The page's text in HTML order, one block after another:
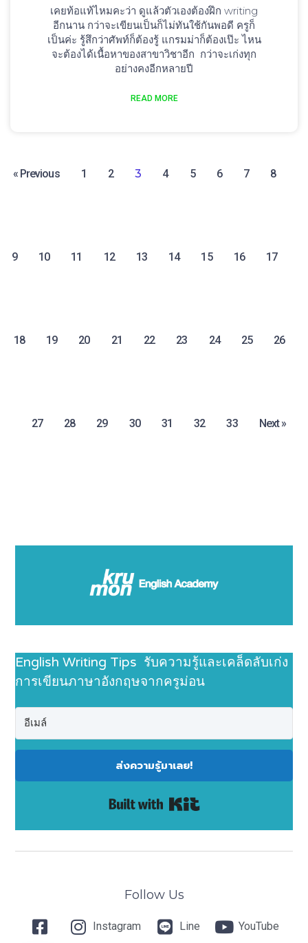
เคยท้อแท้ไหมคะว่า ดูแล้วตัวเองต้องฝึก writing
อีกนาน กว่าจะเขียนเป็นก็ไม่ทันใช้กันพอดี ครูก็
เป็นค่ะ รู้สึกว่าศัพท์ก็ต้องรู้ แกรมม่าก็ต้องเป๊ะ ไหน
จะต้องได้เนื้อหาของสาขาวิชาอีก กว่าจะเก่งทุก
อย่างคงอีกหลายปี
READ MORE
« Previous 1 2 3 4 5 6 7 8
9 10 11 12 13 14 15 16 17
18 19 20 21 22 23 24 25 26
27 28 29 30 31 32 33 Next »
English Writing Tips รับความรู้และเคล็ดลับเก่ง
การเขียนภาษาอังกฤษจากครูม่อน
ส่งความรู้มาเลย!
Follow Us
Instagram Line YouTube